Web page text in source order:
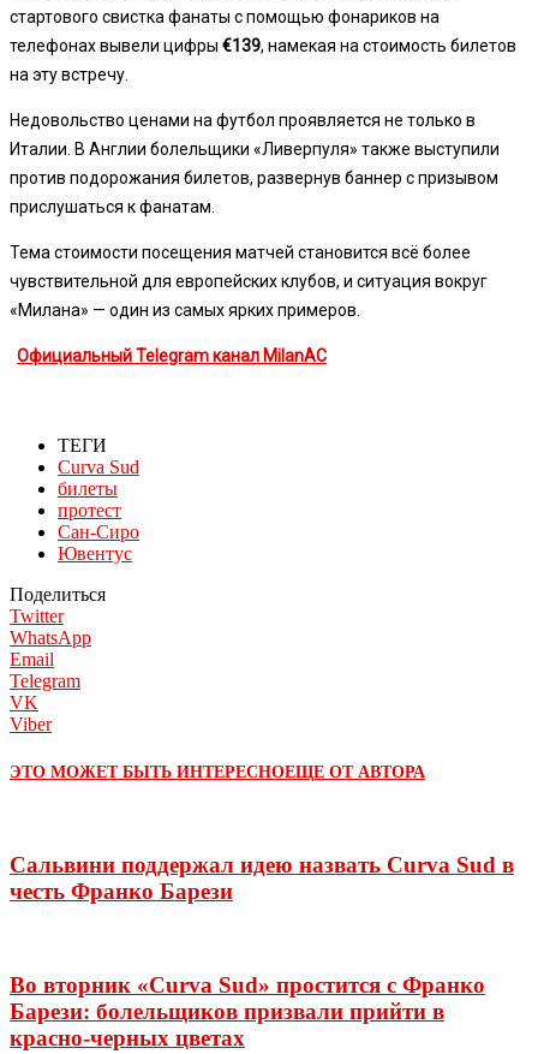
стартового свистка фанаты с помощью фонариков на
телефонах вывели цифры €139, намекая на стоимость билетов
на эту встречу.
Недовольство ценами на футбол проявляется не только в
Италии. В Англии болельщики «Ливерпуля» также выступили
против подорожания билетов, развернув баннер с призывом
прислушаться к фанатам.
Тема стоимости посещения матчей становится всё более
чувствительной для европейских клубов, и ситуация вокруг
«Милана» — один из самых ярких примеров.
Официальный Telegram канал MilanAC
ТЕГИ
Curva Sud
билеты
протест
Сан-Сиро
Ювентус
Поделиться
Twitter
WhatsApp
Email
Telegram
VK
Viber
ЭТО МОЖЕТ БЫТЬ ИНТЕРЕСНОЕЩЕ ОТ АВТОРА
Сальвини поддержал идею назвать Curva Sud в
честь Франко Барези
Во вторник «Curva Sud» простится с Франко
Барези: болельщиков призвали прийти в
красно-черных цветах